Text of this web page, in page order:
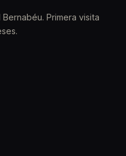
Primera visita